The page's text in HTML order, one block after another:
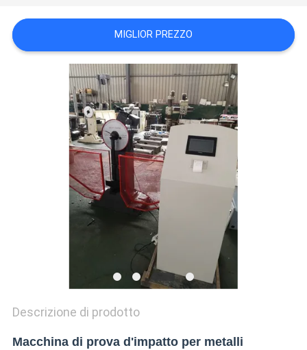
VR
SITEMAP
PRIVACY
MIGLIOR PREZZO
Descrizione di prodotto
Macchina di prova d'impatto per metalli